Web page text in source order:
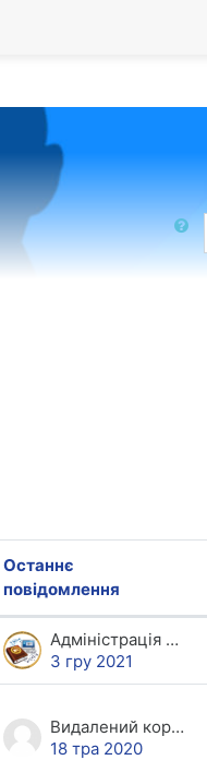
Останнє
повідомлення
Адміністрація ПНС ХНЕУ
3 гру 2021
Видалений користувач
18 тра 2020